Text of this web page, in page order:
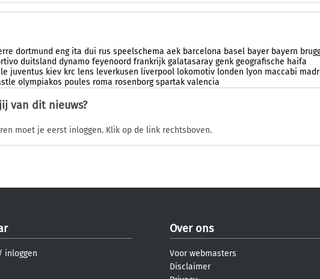
dortmund eng ita dui rus speelschema aek barcelona basel bayer bayern
duitsland dynamo feyenoord frankrijk galatasaray genk geografische haifa
juventus kiev krc lens leverkusen liverpool lokomotiv londen lyon maccabi
olympiakos poules roma rosenborg spartak valencia
van dit nieuws?
moet je eerst inloggen. Klik op de link rechtsboven.
/ inloggen
Over ons
Voor webmasters
Disclaimer